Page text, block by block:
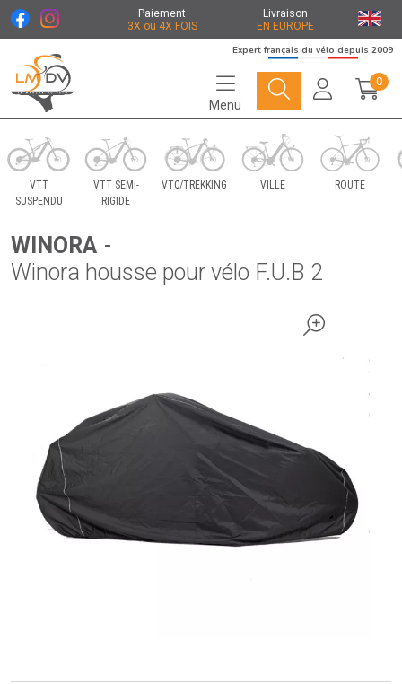
Paiement
3X ou 4X FOIS
Livraison
EN EUROPE
Le Marché du Vélo Votre distributeurs de vélo
Expert français du vélo depuis 2009
Menu
0
VTT
SUSPENDU
VTT SEMI-
RIGIDE
VTC/TREKKING VILLE ROUTE
WINORA -
Winora housse pour vélo F.U.B 2